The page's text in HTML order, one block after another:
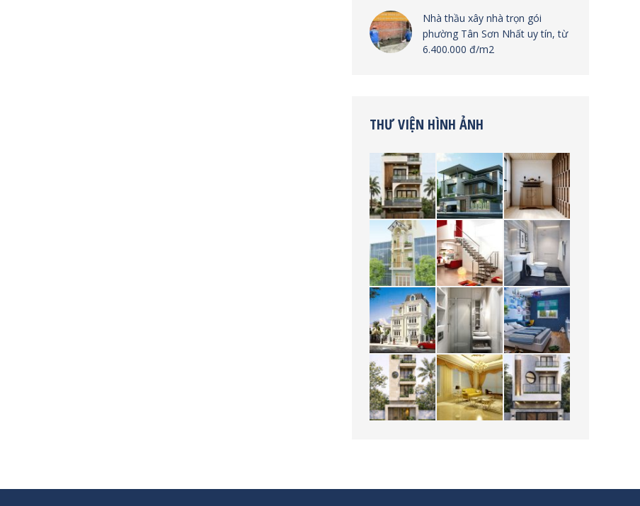
Nhà thầu xây nhà trọn gói
phường Tân Sơn Nhất uy tín, từ
6.400.000 đ/m2
THƯ VIỆN HÌNH ẢNH